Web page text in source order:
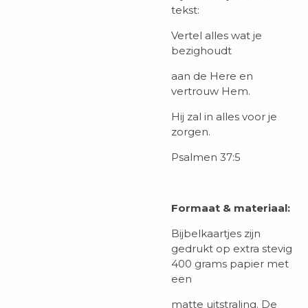
tekst:
Vertel alles wat je
bezighoudt
aan de Here en
vertrouw Hem.
Hij zal in alles voor je
zorgen.
Psalmen 37:5
Formaat & materiaal:
Bijbelkaartjes zijn
gedrukt op extra stevig
400 grams papier met
een
matte uitstraling. De